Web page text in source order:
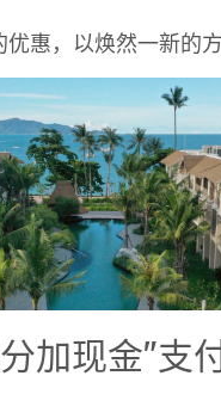
惠，以焕然一新的
加现金”支